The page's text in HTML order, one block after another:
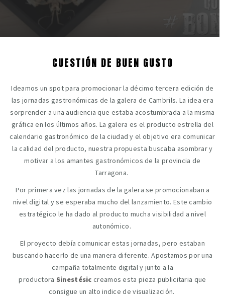
CUESTIÓN DE BUEN GUSTO
Ideamos un spot para promocionar la décimo tercera edición de
las jornadas gastronómicas de la galera de Cambrils. La idea era
sorprender a una audiencia que estaba acostumbrada a la misma
gráfica en los últimos años. La galera es el producto estrella del
calendario gastronómico de la ciudad y el objetivo era comunicar
la calidad del producto, nuestra propuesta buscaba asombrar y
motivar a los amantes gastronómicos de la provincia de
Tarragona.
Por primera vez las jornadas de la galera se promocionaban a
nivel digital y se esperaba mucho del lanzamiento. Este cambio
estratégico le ha dado al producto mucha visibilidad a nivel
autonómico.
El proyecto debía comunicar estas jornadas, pero estaban
buscando hacerlo de una manera diferente. Apostamos por una
campaña totalmente digital y junto a la
productora Sinestésic creamos esta pieza publicitaria que
consigue un alto indice de visualización.